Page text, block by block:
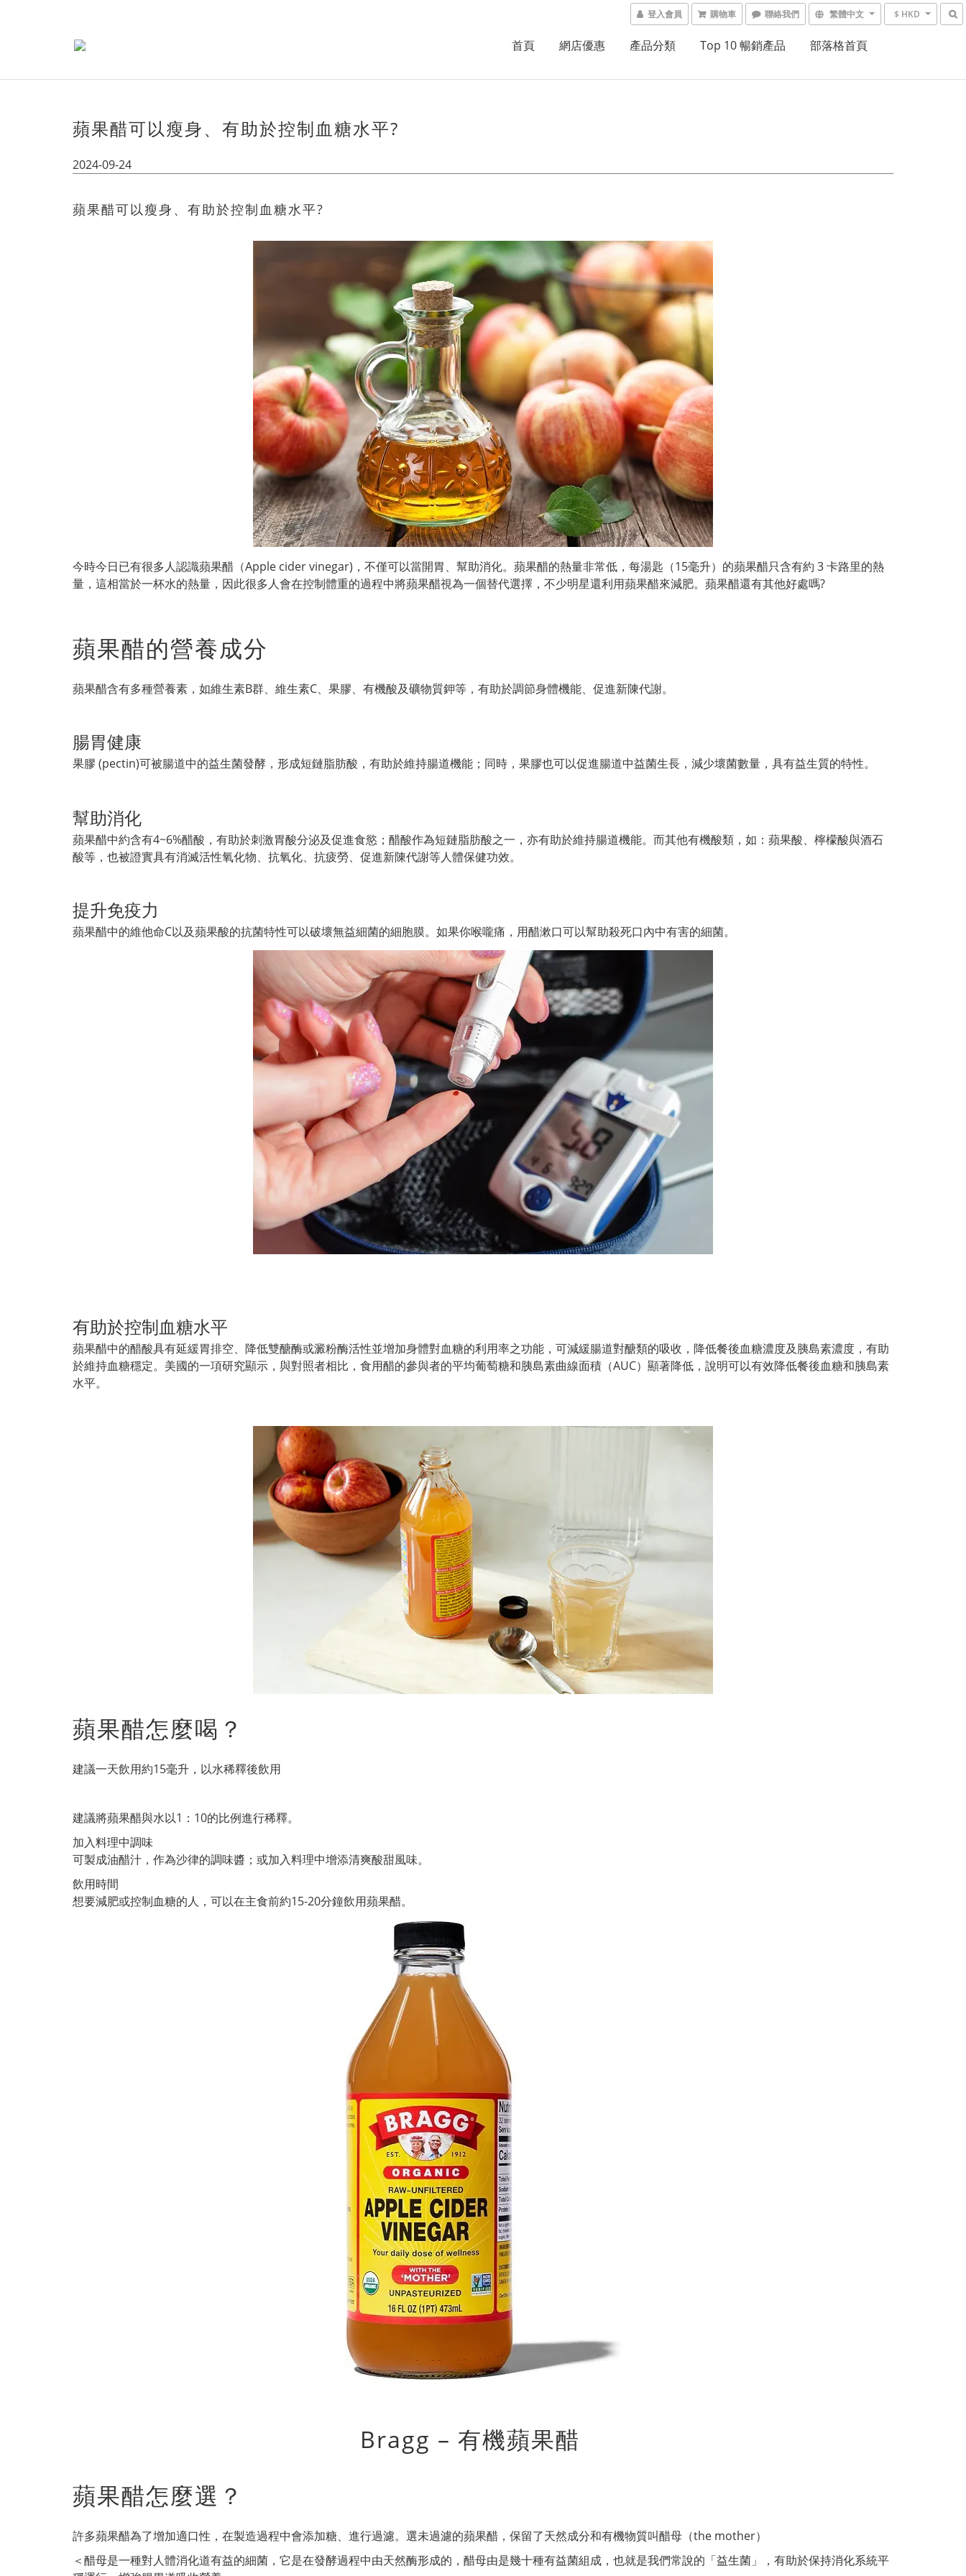
登入會員 購物車 聯絡我們 繁體中文 $ HKD
首頁 網店優惠 產品分類 Top 10 暢銷產品 部落格首頁
蘋果醋可以瘦身、有助於控制血糖水平?
2024-09-24
蘋果醋可以瘦身、有助於控制血糖水平?
今時今日已有很多人認識蘋果醋（Apple cider vinegar)，不僅可以當開胃、幫助消化。蘋果醋的熱量非常低，每湯匙（15毫升）的蘋果醋只含有約 3 卡路里的熱
量，這相當於一杯水的熱量，因此很多人會在控制體重的過程中將蘋果醋視為一個替代選擇，不少明星還利用蘋果醋來減肥。蘋果醋還有其他好處嗎?
蘋果醋的營養成分
蘋果醋含有多種營養素，如維生素B群、維生素C、果膠、有機酸及礦物質鉀等，有助於調節身體機能、促進新陳代謝。
腸胃健康
果膠 (pectin)可被腸道中的益生菌發酵，形成短鏈脂肪酸，有助於維持腸道機能；同時，果膠也可以促進腸道中益菌生長，減少壞菌數量，具有益生質的特性。
幫助消化
蘋果醋中約含有4~6%醋酸，有助於刺激胃酸分泌及促進食慾；醋酸作為短鏈脂肪酸之一，亦有助於維持腸道機能。而其他有機酸類，如：蘋果酸、檸檬酸與酒石
酸等，也被證實具有消滅活性氧化物、抗氧化、抗疲勞、促進新陳代謝等人體保健功效。
提升免疫力
蘋果醋中的維他命C以及蘋果酸的抗菌特性可以破壞無益細菌的細胞膜。如果你喉嚨痛，用醋漱口可以幫助殺死口內中有害的細菌。
有助於控制血糖水平
蘋果醋中的醋酸具有延緩胃排空、降低雙醣酶或澱粉酶活性並增加身體對血糖的利用率之功能，可減緩腸道對醣類的吸收，降低餐後血糖濃度及胰島素濃度，有助
於維持血糖穩定。美國的一項研究顯示， 與對照者相比 ，食用醋的參與者的平均葡萄糖和胰島素曲線面積（AUC）顯著降低，說明可以有效降低餐後血糖和胰島素
水平。
蘋果醋怎麼喝？
建議一天飲用約15毫升，以水稀釋後飲用
建議將蘋果醋與水以1：10的比例進行稀釋。
加入料理中調味
可製成油醋汁，作為沙律的調味醬；或加入料理中增添清爽酸甜風味。
飲用時間
想要減肥或控制血糖的人，可以在主食前約15-20分鐘飲用蘋果醋。
Bragg – 有機蘋果醋
蘋果醋怎麼選？
許多蘋果醋為了增加適口性，在製造過程中會添加糖、進行過濾。選未過濾的蘋果醋，保留了天然成分和有機物質叫醋母（the mother）
＜醋母是一種對人體消化道有益的細菌，它是在發酵過程中由天然酶形成的，醋母由是幾十種有益菌組成，也就是我們常說的「益生菌」，有助於保持消化系統平